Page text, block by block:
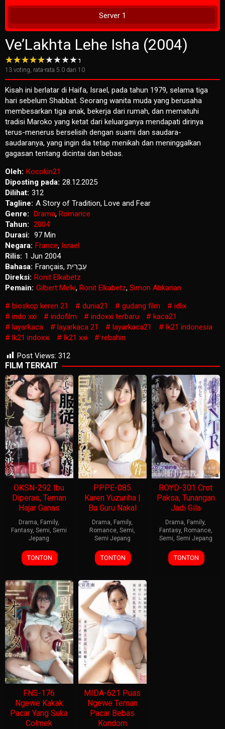
Server 1
Ve’Lakhta Lehe Isha (2004)
13 voting, rata-rata 5.0 dari 10
Kisah ini berlatar di Haifa, Israel, pada tahun 1979, selama tiga
hari sebelum Shabbat. Seorang wanita muda yang berusaha
membesarkan tiga anak, bekerja dari rumah, dan mematuhi
tradisi Maroko yang ketat dari keluarganya mendapati dirinya
terus-menerus berselisih dengan suami dan saudara-
saudaranya, yang ingin dia tetap menikah dan meninggalkan
gagasan tentang dicintai dan bebas.
Oleh: Kocokin21
Diposting pada: 28.12.2025
Dilihat: 312
Tagline: A Story of Tradition, Love and Fear
Genre:
Drama, Romance
Tahun: 2004
Durasi: 97 Min
Negara: France, Israel
Rilis: 1 Jun 2004
Bahasa:
Français, עִבְרִית
Direksi: Ronit Elkabetz
Pemain: Gilbert Melki, Ronit Elkabetz, Simon Abkarian
bioskop keren 21
dunia21 gudang film
idlix
indo xxi
indofilm indoxxi terbaru
kaca21
layarkaca
layarkaca 21 layarkaca21
lk21 indonesia
lk21 indoxxi
lk21 xxi
rebahin
Post Views: 312
FILM TERKAIT
OKSN-292 Ibu
Diperas, Teman
Hajar Ganas
Drama, Family,
Fantasy,Semi,Semi
Jepang
TONTON
PPPE-085
Karen Yuzuriha |
Bu Guru Nakal
Drama, Family,
Romance,Semi,
Semi Jepang
TONTON
ROYD-301 Crot
Paksa, Tunangan
Jadi Gila
Drama, Family,
Fantasy, Romance,
Semi, Semi Jepang
TONTON
FNS-176
Ngewe Kakak
Pacar Yang Suka
Colmek
MIDA-621 Puas
Ngewe Teman
Pacar Bebas
Kondom